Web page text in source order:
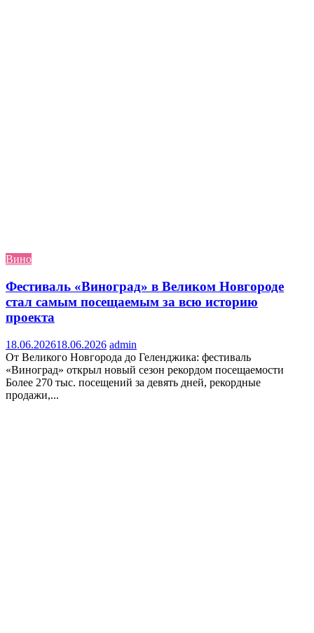
Вино
Фестиваль «Виноград» в Великом Новгороде
стал самым посещаемым за всю историю
проекта
18.06.202618.06.2026 admin
От Великого Новгорода до Геленджика: фестиваль
«Виноград» открыл новый сезон рекордом посещаемости
Более 270 тыс. посещений за девять дней, рекордные
продажи,...